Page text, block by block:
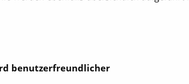
benutzerfreundlicher